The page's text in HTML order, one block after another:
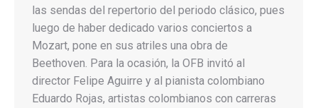
las sendas del repertorio del periodo clásico, pues
luego de haber dedicado varios conciertos a
Mozart, pone en sus atriles una obra de
Beethoven. Para la ocasión, la OFB invitó al
director Felipe Aguirre y al pianista colombiano
Eduardo Rojas, artistas colombianos con carreras